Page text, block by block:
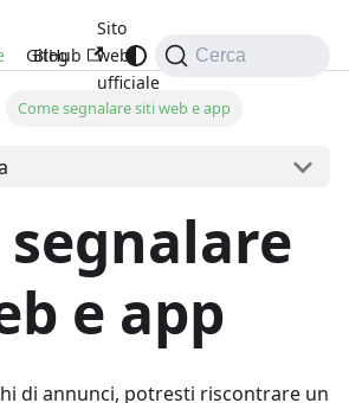
Blog
Sito
web
ufficiale
GitHub Cerca
Come segnalare siti web e app
segnalare
e app
di annunci, potresti riscontrare un